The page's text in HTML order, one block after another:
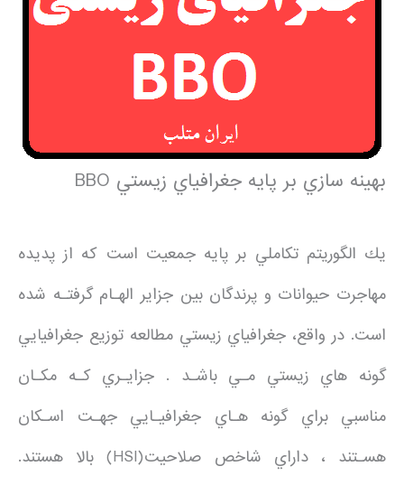
بهينه سازي بر پايه جغرافياي زيستي BBO
يك الگوريتم تكاملي بر پايه جمعيت است كه از پديده
مهاجرت حيوانات و پرندگان بين جزاير الهـام گرفتـه شده
است. در واقع، جغرافياي زيستي مطالعه توزيع جغرافيايي
گونه هاي زيستي مـي باشـد . جزايـري كـه مكـان
مناسبي براي گونه هـاي جغرافيـايي جهـت اسـكان
هسـتند ، داراي شاخص صلاحيت(HSI) بالا هستند.